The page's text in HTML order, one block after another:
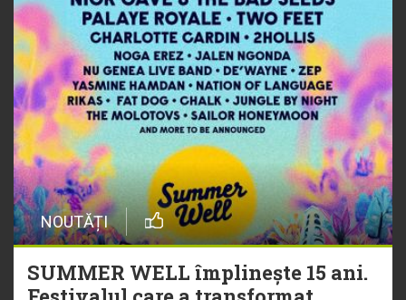
NOUTĂȚI
SUMMER WELL împlinește 15 ani.